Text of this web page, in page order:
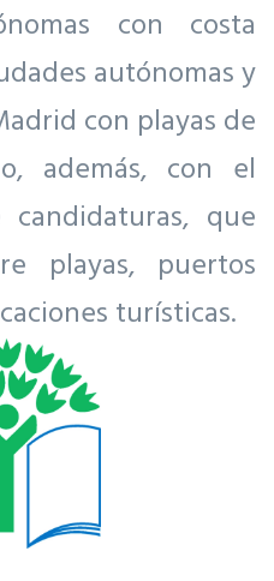
con costa
autónomas y
con playas de
además, con el
que
playas, puertos
turísticas.